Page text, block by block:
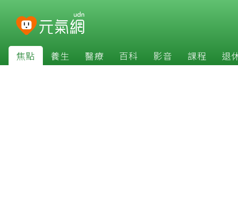
焦點 養生 醫療 百科 影音 課程 退